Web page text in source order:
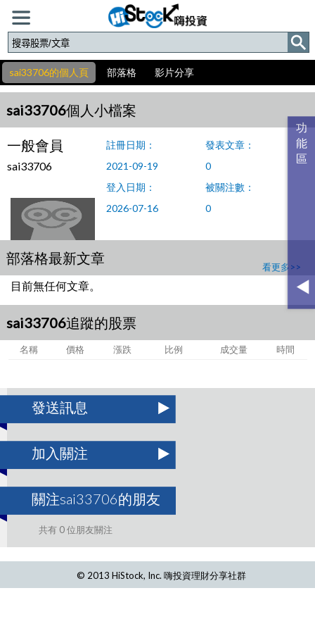
sai33706的個人頁 部落格 影片分享
sai33706個人小檔案
一般會員
sai33706
註冊日期：
2021-09-19
登入日期：
2026-07-16
發表文章：
0
被關注數：
0
部落格最新文章
看更多>>
目前無任何文章。
sai33706追蹤的股票
名稱 價格 漲跌 比例 成交量 時間
發送訊息
加入關注
關注sai33706的朋友
共有 0 位朋友關注
© 2013 HiStock, Inc. 嗨投資理財分享社群